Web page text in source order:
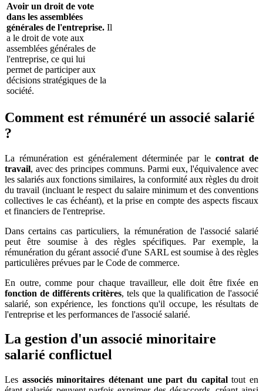
Avoir un droit de vote
dans les assemblées
générales de l'entreprise. Il
a le droit de vote aux
assemblées générales de
l'entreprise, ce qui lui
permet de participer aux
décisions stratégiques de la
société.
Comment est rémunéré un associé salarié
?
La rémunération est généralement déterminée par lecontrat de
travail, avec des principes communs. Parmi eux, l'équivalence avec
les salariés aux fonctions similaires, la conformité aux règles du droit
du travail (incluant le respect du salaire minimum et des conventions
collectives le cas échéant), et la prise en compte des aspects fiscaux
et financiers de l'entreprise.
Dans certains cas particuliers, la rémunération de l'associé salarié
peut être soumise à des règles spécifiques. Par exemple, la
rémunération du gérant associé d'une SARL est soumise à des règles
particulières prévues par le Code de commerce.
En outre, comme pour chaque travailleur, elle doit être fixée en
fonction de différents critères, tels que la qualification de l'associé
salarié, son expérience, les fonctions qu'il occupe, les résultats de
l'entreprise et les performances de l'associé salarié.
La gestion d'un associé minoritaire
salarié conflictuel
Les associés minoritaires détenant une part du capitaltout en